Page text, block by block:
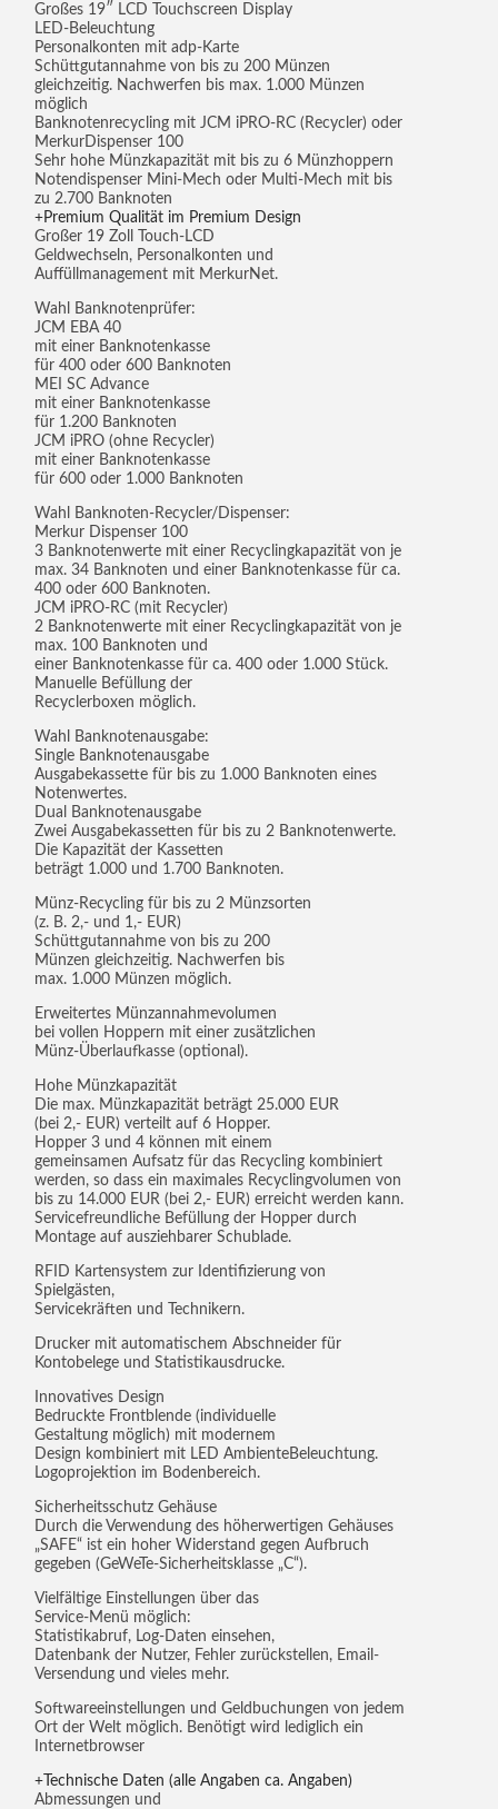
Großes 19″ LCD Touchscreen Display
LED-Beleuchtung
Personalkonten mit adp-Karte
Schüttgutannahme von bis zu 200 Münzen
gleichzeitig. Nachwerfen bis max. 1.000 Münzen
möglich
Banknotenrecycling mit JCM iPRO-RC (Recycler) oder
MerkurDispenser 100
Sehr hohe Münzkapazität mit bis zu 6 Münzhoppern
Notendispenser Mini-Mech oder Multi-Mech mit bis
zu 2.700 Banknoten
Premium Qualität im Premium Design
Großer 19 Zoll Touch-LCD
Geldwechseln, Personalkonten und
Auffüllmanagement mit MerkurNet.
Wahl Banknotenprüfer:
JCM EBA 40
mit einer Banknotenkasse
für 400 oder 600 Banknoten
MEI SC Advance
mit einer Banknotenkasse
für 1.200 Banknoten
JCM iPRO (ohne Recycler)
mit einer Banknotenkasse
für 600 oder 1.000 Banknoten
Wahl Banknoten-Recycler/Dispenser:
Merkur Dispenser 100
3 Banknotenwerte mit einer Recyclingkapazität von je
max. 34 Banknoten und einer Banknotenkasse für ca.
400 oder 600 Banknoten.
JCM iPRO-RC (mit Recycler)
2 Banknotenwerte mit einer Recyclingkapazität von je
max. 100 Banknoten und
einer Banknotenkasse für ca. 400 oder 1.000 Stück.
Manuelle Befüllung der
Recyclerboxen möglich.
Wahl Banknotenausgabe:
Single Banknotenausgabe
Ausgabekassette für bis zu 1.000 Banknoten eines
Notenwertes.
Dual Banknotenausgabe
Zwei Ausgabekassetten für bis zu 2 Banknotenwerte.
Die Kapazität der Kassetten
beträgt 1.000 und 1.700 Banknoten.
Münz-Recycling für bis zu 2 Münzsorten
(z. B. 2,- und 1,- EUR)
Schüttgutannahme von bis zu 200
Münzen gleichzeitig. Nachwerfen bis
max. 1.000 Münzen möglich.
Erweitertes Münzannahmevolumen
bei vollen Hoppern mit einer zusätzlichen
Münz-Überlaufkasse (optional).
Hohe Münzkapazität
Die max. Münzkapazität beträgt 25.000 EUR
(bei 2,- EUR) verteilt auf 6 Hopper.
Hopper 3 und 4 können mit einem
gemeinsamen Aufsatz für das Recycling kombiniert
werden, so dass ein maximales Recyclingvolumen von
bis zu 14.000 EUR (bei 2,- EUR) erreicht werden kann.
Servicefreundliche Befüllung der Hopper durch
Montage auf ausziehbarer Schublade.
RFID Kartensystem zur Identifizierung von
Spielgästen,
Servicekräften und Technikern.
Drucker mit automatischem Abschneider für
Kontobelege und Statistikausdrucke.
Innovatives Design
Bedruckte Frontblende (individuelle
Gestaltung möglich) mit modernem
Design kombiniert mit LED AmbienteBeleuchtung.
Logoprojektion im Bodenbereich.
Sicherheitsschutz Gehäuse
Durch die Verwendung des höherwertigen Gehäuses
„SAFE“ ist ein hoher Widerstand gegen Aufbruch
gegeben (GeWeTe-Sicherheitsklasse „C“).
Vielfältige Einstellungen über das
Service-Menü möglich:
Statistikabruf, Log-Daten einsehen,
Datenbank der Nutzer, Fehler zurückstellen, Email-
Versendung und vieles mehr.
Softwareeinstellungen und Geldbuchungen von jedem
Ort der Welt möglich. Benötigt wird lediglich ein
Internetbrowser
Technische Daten (alle Angaben ca. Angaben)
Abmessungen und